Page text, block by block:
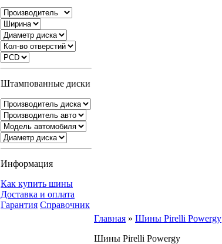
Штампованные диски
Информация
Как купить шины
Доставка и оплата
Гарантия Справочник
Главная » Шины Pirelli Powergy
Шины Pirelli Powergy